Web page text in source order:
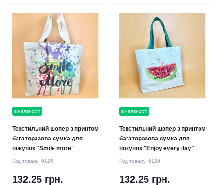
в наявності
Текстильний шопер з принтом
багаторазова сумка для
покупок "Smile more"
Код товару: 9125
132.25 грн.
в наявності
Текстильний шопер з принтом
багаторазова сумка для
покупок "Enjoy every day"
Код товару: 9129
132.25 грн.